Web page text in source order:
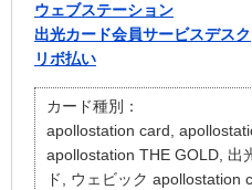
ウェブステーション
出光カード会員サービスデスク
リボ払い
カード種別：
apollostation card,
apollostation THE GOLD, 出
ド, ウェビック apollostation